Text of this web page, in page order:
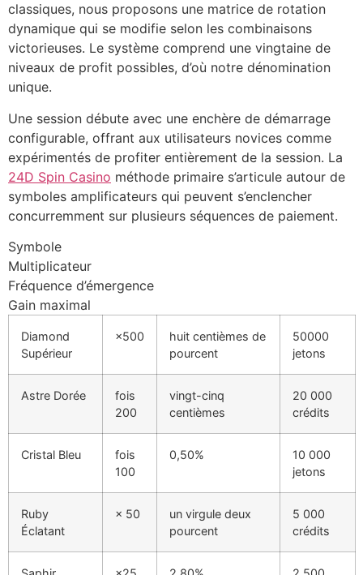
classiques, nous proposons une matrice de rotation
dynamique qui se modifie selon les combinaisons
victorieuses. Le système comprend une vingtaine de
niveaux de profit possibles, d’où notre dénomination
unique.
Une session débute avec une enchère de démarrage
configurable, offrant aux utilisateurs novices comme
expérimentés de profiter entièrement de la session. La
24D Spin Casino méthode primaire s’articule autour de
symboles amplificateurs qui peuvent s’enclencher
concurremment sur plusieurs séquences de paiement.
Symbole
Multiplicateur
Fréquence d’émergence
Gain maximal
Diamond
Supérieur
×500
huit centièmes de
pourcent
50000
jetons
Astre Dorée
fois
200
vingt-cinq
centièmes
20 000
crédits
Cristal Bleu
fois
100
0,50%
10 000
jetons
Ruby
Éclatant
× 50
un virgule deux
pourcent
5 000
crédits